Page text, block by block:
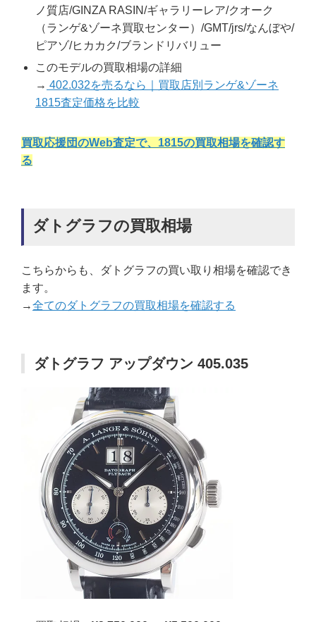
ノ質店/GINZA RASIN/ギャラリーレア/クオーク
（ランゲ&ゾーネ買取センター）/GMT/jrs/なんぼや/
ピアゾ/ヒカカク/ブランドリバリュー
このモデルの買取相場の詳細
→ 402.032を売るなら｜買取店別ランゲ&ゾーネ
1815査定価格を比較
買取応援団のWeb査定で、1815の買取相場を確認す
る
ダトグラフの買取相場
こちらからも、ダトグラフの買い取り相場を確認でき
ます。
→全てのダトグラフの買取相場を確認する
ダトグラフ アップダウン 405.035